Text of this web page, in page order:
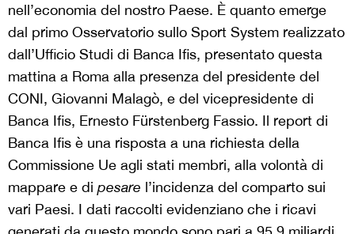
nell’economia del nostro Paese. È quanto emerge
dal primo Osservatorio sullo Sport System realizzato
dall’Ufficio Studi di Banca Ifis, presentato questa
mattina a Roma alla presenza del presidente del
CONI, Giovanni Malagò, e del vicepresidente di
Banca Ifis, Ernesto Fürstenberg Fassio. Il report di
Banca Ifis è una risposta a una richiesta della
Commissione Ue agli stati membri, alla volontà di
mappare e di pesare l’incidenza del comparto sui
vari Paesi. I dati raccolti evidenziano che i ricavi